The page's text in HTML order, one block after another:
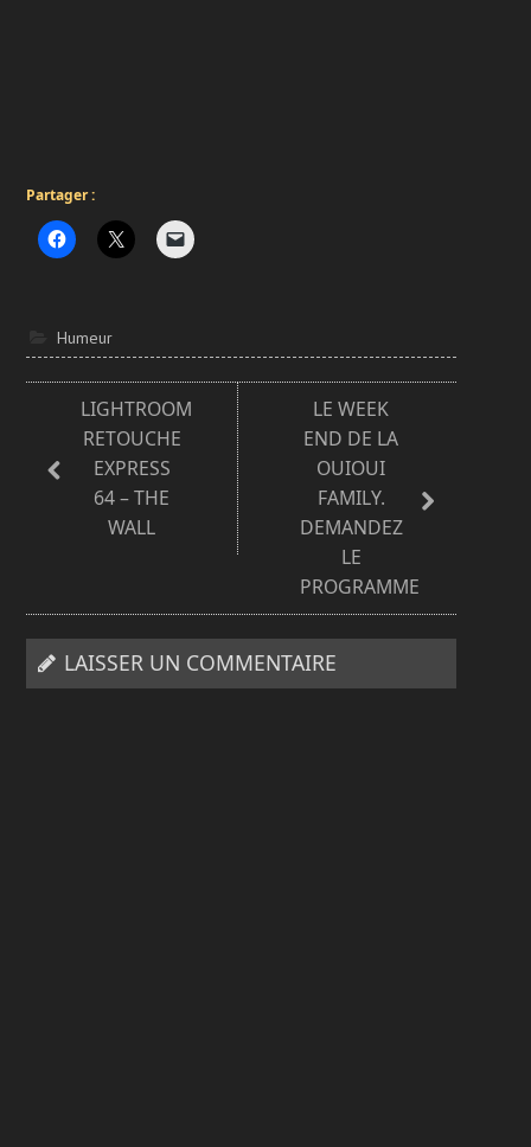
Partager :
Humeur
LIGHTROOM
RETOUCHE
EXPRESS
64 – THE
WALL
LE WEEK
END DE LA
OUIOUI
FAMILY.
DEMANDEZ
LE
PROGRAMME
LAISSER UN COMMENTAIRE